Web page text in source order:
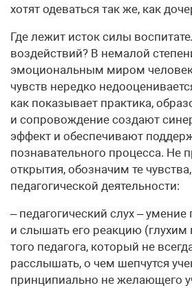
хотят одеваться так же, как
Где лежит исток силы
воздействий? В немалой
эмоциональным миром
чувств нередко
как показывает практика,
и сопровождение создают
эффект и обеспечивают
познавательного процесса. Не
открытия, обозначим те
педагогической деятельности:
– педагогический слух –
и слышать его реакцию (глухим
того педагога, который не
расслышать, о чем шепчутся
принципиально не желающего